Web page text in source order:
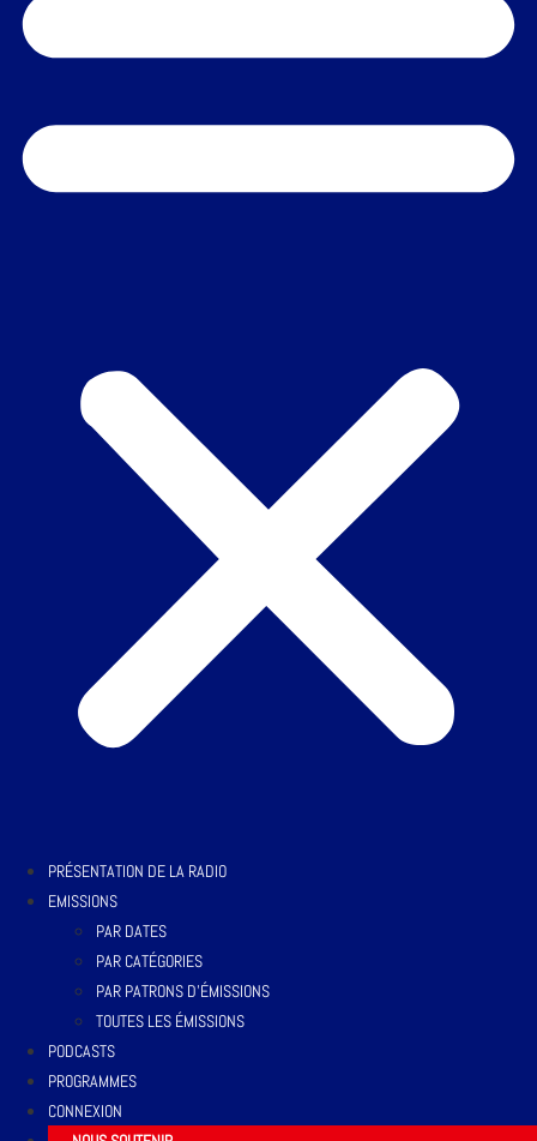
PRÉSENTATION DE LA RADIO
EMISSIONS
PAR DATES
PAR CATÉGORIES
PAR PATRONS D’ÉMISSIONS
TOUTES LES ÉMISSIONS
PODCASTS
PROGRAMMES
CONNEXION